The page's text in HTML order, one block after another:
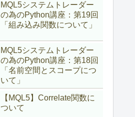
MQL5システムトレーダー
の為のPython講座：第19回
「組み込み関数について」
MQL5システムトレーダー
の為のPython講座：第18回
「名前空間とスコープにつ
いて」
【MQL5】Correlate関数に
ついて